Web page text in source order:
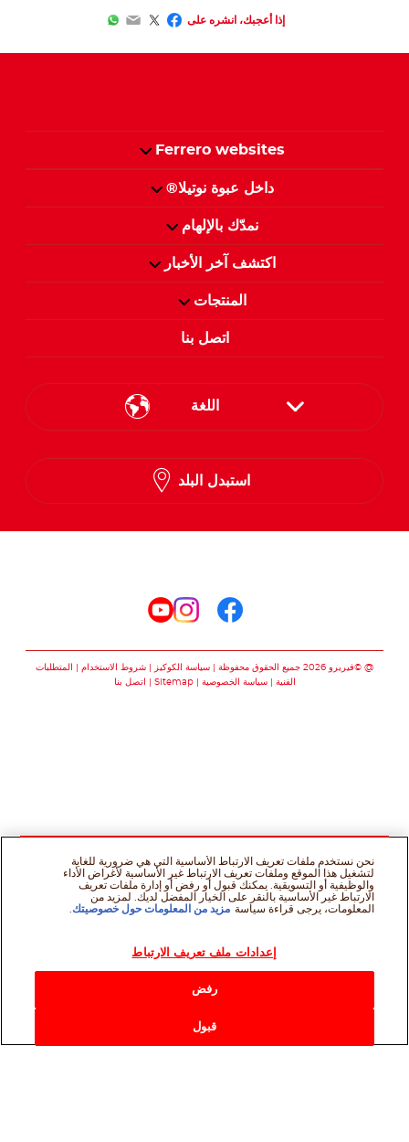
إذا أعجبك، انشره على Facebook
Twitter
Email
WhatsApp
Ferrero websites
داخل عبوة نوتيلا®
نمدّك بالإلهام
اكتشف آخر الأخبار
المنتجات
اتصل بنا
اللغة
استبدل البلد
@ ©فيريرو 2026 جميع الحقوق محفوظة سياسة الكوكيز شروط الاستخدام
المتطلبات
الفنية
سياسة الخصوصية Sitemap اتصل بنا
نحن نستخدم ملفات تعريف الارتباط الأساسية التي هي ضرورية للغاية
لتشغيل هذا الموقع وملفات تعريف الارتباط غير الأساسية لأغراض الأداء
والوظيفية أو التسويقية. يمكنك قبول أو رفض أو إدارة ملفات تعريف
الارتباط غير الأساسية بالنقر على الخيار المفضل لديك. لمزيد من
المعلومات، يرجى قراءة سياسة مزيد من المعلومات حول خصوصيتك
إعدادات ملف تعريف الارتباط
رفض
قبول